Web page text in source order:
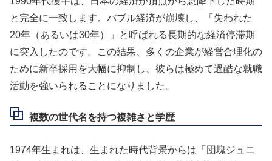
と完全に一致します。バブル経済が崩壊し、「失われた
20年（あるいは30年）」と呼ばれる長期的な経済停滞期
に突入したのです。この結果、多くの企業が経営合理化の
ために新卒採用を大幅に抑制し、彼らは極めて過酷な就職
活動を強いられることになりました。
複数の世代名を持つ複雑さと学歴
1974年生まれは、生まれた時代背景からは「団塊ジュニ